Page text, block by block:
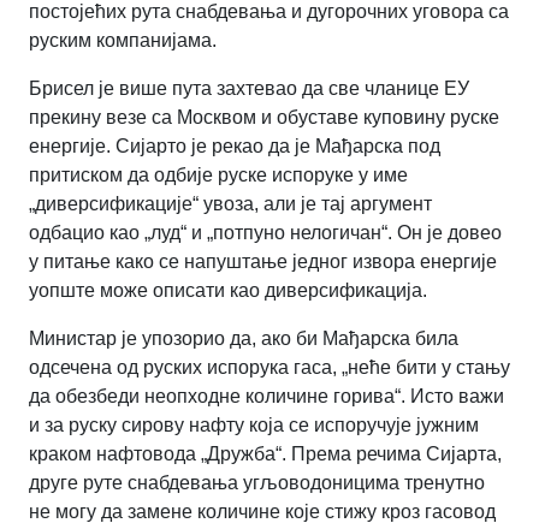
постојећих рута снабдевања и дугорочних уговора са
руским компанијама.
Брисел је више пута захтевао да све чланице ЕУ
прекину везе са Москвом и обуставе куповину руске
енергије. Сијарто је рекао да је Мађарска под
притиском да одбије руске испоруке у име
„диверсификације“ увоза, али је тај аргумент
одбацио као „луд“ и „потпуно нелогичан“. Он је довео
у питање како се напуштање једног извора енергије
уопште може описати као диверсификација.
Министар је упозорио да, ако би Мађарска била
одсечена од руских испорука гаса, „неће бити у стању
да обезбеди неопходне количине горива“. Исто важи
и за руску сирову нафту која се испоручује јужним
краком нафтовода „Дружба“. Према речима Сијарта,
друге руте снабдевања угљоводоницима тренутно
не могу да замене количине које стижу кроз гасовод